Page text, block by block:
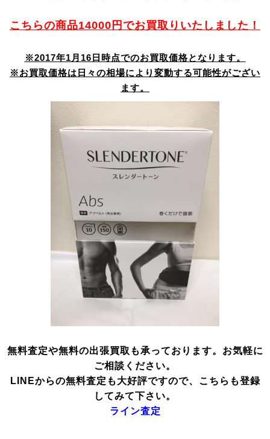
こちらの商品14000円でお買取りいたしました！
※2017年1月16日時点でのお買取価格となります。
※お買取価格は日々の相場により変動する可能性がござい
ます。
無料査定や無料の出張買取も承っております。お気軽に
ご相談ください。
LINEからの無料査定も大好評ですので、こちらも登録
してみて下さい。
ライン査定